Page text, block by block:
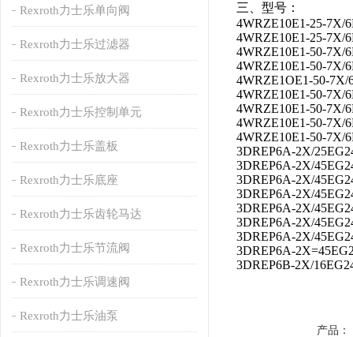
Rexroth力士乐单向阀
Rexroth力士乐过滤器
Rexroth力士乐放大器
Rexroth力士乐控制单元
Rexroth力士乐盖板
Rexroth力士乐底座
Rexroth力士乐齿轮马达
Rexroth力士乐节流阀
Rexroth力士乐调速阀
Rexroth力士乐油泵
三、型号：
4WRZE10E1-25-7X/
4WRZE10E1-25-7X/
4WRZE10E1-50-7X/
4WRZE10E1-50-7X/
4WRZE1OE1-50-
4WRZE10E1-50-7X/
4WRZE10E1-50-7X/
4WRZE10E1-50-7X/
4WRZE10E1-50-7X/
3DREP6A-2X/
3DREP6A-2X/
3DREP6A-2X/
3DREP6A-2X/
3DREP6A-2X/
3DREP6A-2X/
3DREP6A-2X/
3DREP6A-
3DREP6B-2X/
产品：